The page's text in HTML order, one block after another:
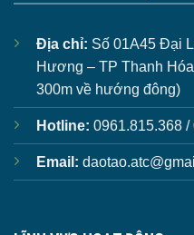
Địa chỉ: Số 01A45 Đại
Hương – TP Thanh
300m về hướng đông)
Hotline: 0961.815.368
Email: